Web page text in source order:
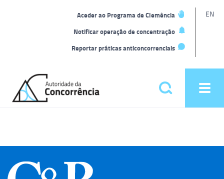
Aceder ao Programa de Clemência
Notificar operação de concentração
Reportar práticas anticoncorrenciais
EN
home
Pesquisar